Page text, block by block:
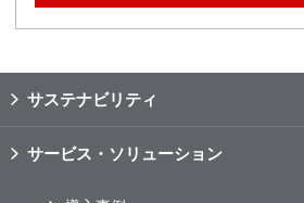
サステナビリティ
サービス・ソリューション